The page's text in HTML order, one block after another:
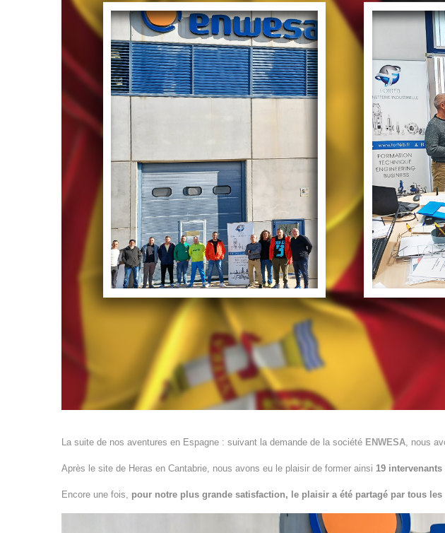
La suite de nos aventures en Espagne : suivant la demande de la société ENWESA, nous
Après le site de Heras en Cantabrie, nous avons eu le plaisir de former ainsi 19
Encore une fois, pour notre plus grande satisfaction, le plaisir a été partagé par tous